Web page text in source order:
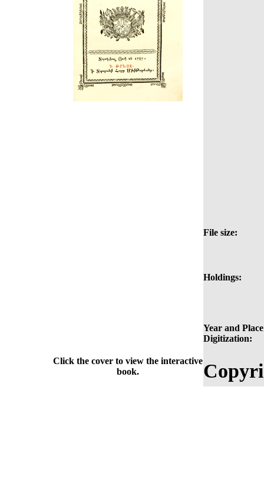
File size:
Holdings:
Year and
Digitization:
Click the cover to view the interactive
book.